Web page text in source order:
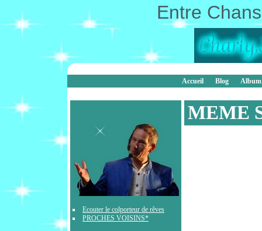
Entre
Accueil Blog
Ecouter le colporteur de rêves
PROCHES VOISINS*
MEME